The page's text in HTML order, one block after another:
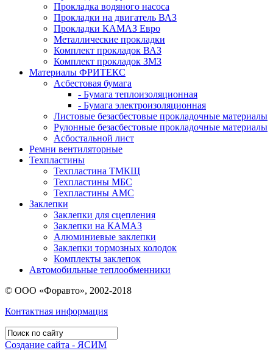
Прокладка водяного насоса
Прокладки на двигатель ВАЗ
Прокладки КАМАЗ Евро
Металлические прокладки
Комплект прокладок ВАЗ
Комплект прокладок ЗМЗ
Материалы ФРИТЕКС
Асбестовая бумага
- Бумага теплоизоляционная
- Бумага электроизоляционная
Листовые безасбестовые прокладочные материалы
Рулонные безасбестовые прокладочные материалы
Асбостальной лист
Ремни вентиляторные
Техпластины
Техпластина ТМКЩ
Техпластины МБС
Техпластины АМС
Заклепки
Заклепки для сцепления
Заклепки на КАМАЗ
Алюминиевые заклепки
Заклепки тормозных колодок
Комплекты заклепок
Автомобильные теплообменники
© ООО «Форавто», 2002-2018
Контактная информация
Создание сайта - ЯСИМ